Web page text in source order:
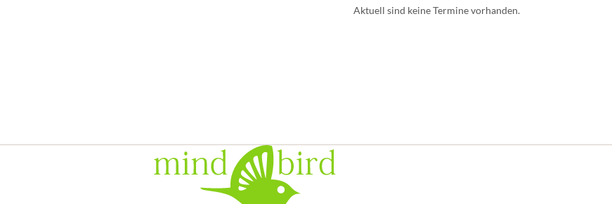
Aktuell sind keine Termine vorhanden.